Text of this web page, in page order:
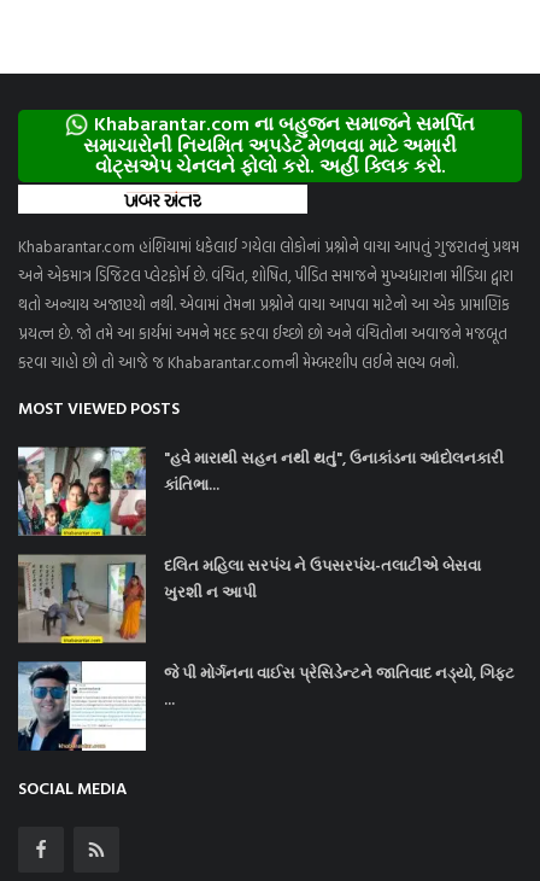
Khabarantar.com ના બહુજન સમાજને સમર્પિત
સમાચારોની નિયમિત અપડેટ મેળવવા માટે અમારી
વોટ્સએપ ચેનલને ફોલો કરો. અહીં ક્લિક કરો.
Khabarantar.com હાંશિયામાં ધકેલાઈ ગયેલા લોકોનાં પ્રશ્નોને વાચા આપતું ગુજરાતનું પ્રથમ
અને એકમાત્ર ડિજિટલ પ્લેટફોર્મ છે. વંચિત, શોષિત, પીડિત સમાજને મુખ્યધારાના મીડિયા દ્વારા
થતો અન્યાય અજાણ્યો નથી. એવામાં તેમના પ્રશ્નોને વાચા આપવા માટેનો આ એક પ્રામાણિક
પ્રયત્ન છે. જો તમે આ કાર્યમાં અમને મદદ કરવા ઈચ્છો છો અને વંચિતોના અવાજને મજબૂત
કરવા ચાહો છો તો આજે જ Khabarantar.comની મેમ્બરશીપ લઈને સભ્ય બનો.
MOST VIEWED POSTS
"હવે મારાથી સહન નથી થતું", ઉનાકાંડના આંદોલનકારી
કાંતિભા...
દલિત મહિલા સરપંચ ને ઉપસરપંચ-તલાટીએ બેસવા
ખુરશી ન આપી
જે પી મોર્ગનના વાઈસ પ્રેસિડેન્ટને જાતિવાદ નડ્યો, ગિફ્ટ
...
SOCIAL MEDIA